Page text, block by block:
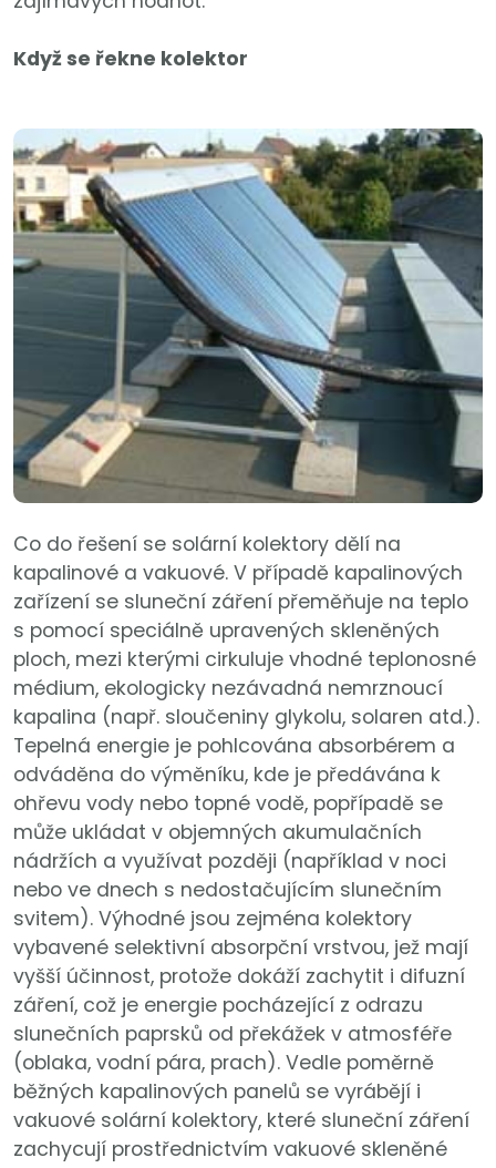
Když se řekne kolektor
Co do řešení se solární kolektory dělí na
kapalinové a vakuové. V případě kapalinových
zařízení se sluneční záření přeměňuje na teplo
s pomocí speciálně upravených skleněných
ploch, mezi kterými cirkuluje vhodné teplonosné
médium, ekologicky nezávadná nemrznoucí
kapalina (např. sloučeniny glykolu, solaren atd.).
Tepelná energie je pohlcována absorbérem a
odváděna do výměníku, kde je předávána k
ohřevu vody nebo topné vodě, popřípadě se
může ukládat v objemných akumulačních
nádržích a využívat později (například v noci
nebo ve dnech s nedostačujícím slunečním
svitem). Výhodné jsou zejména kolektory
vybavené selektivní absorpční vrstvou, jež mají
vyšší účinnost, protože dokáží zachytit i difuzní
záření, což je energie pocházející z odrazu
slunečních paprsků od překážek v atmosféře
(oblaka, vodní pára, prach). Vedle poměrně
běžných kapalinových panelů se vyrábějí i
vakuové solární kolektory, které sluneční záření
zachycují prostřednictvím vakuové skleněné